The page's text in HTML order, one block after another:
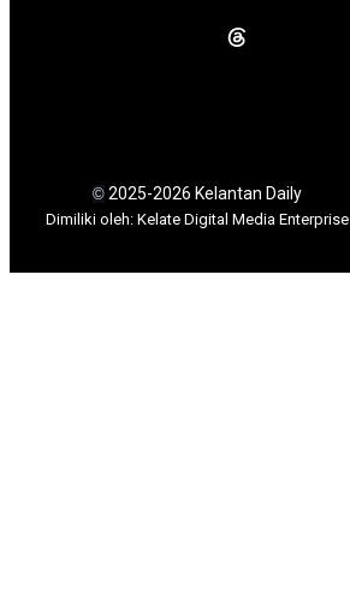
©2025-2026 Kelantan Daily
Dimiliki oleh: Kelate Digital Media Enterprise